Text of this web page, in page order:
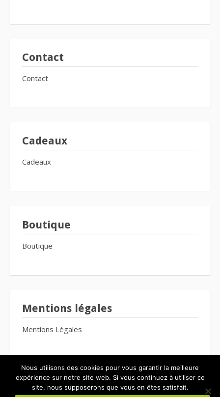
Contact
Contact
Cadeaux
Cadeaux
Boutique
Boutique
Mentions légales
Mentions Légales
Nous utilisons des cookies pour vous garantir la meilleure
expérience sur notre site web. Si vous continuez à utiliser ce
site, nous supposerons que vous en êtes satisfait.